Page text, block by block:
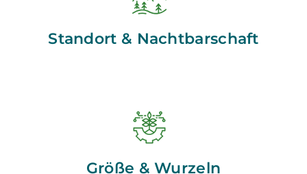
Standort & Nachtbarschaft
Größe & Wurzeln